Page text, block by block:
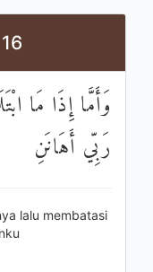
وَأَمَّا إِذَا مَا
رَبِّي أَهَانَنِ
lalu membatasi